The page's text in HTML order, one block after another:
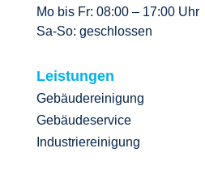
Mo bis Fr: 08:00 – 17:00 Uhr
Sa-So: geschlossen
Leistungen
Gebäudereinigung
Gebäudeservice
Industriereinigung